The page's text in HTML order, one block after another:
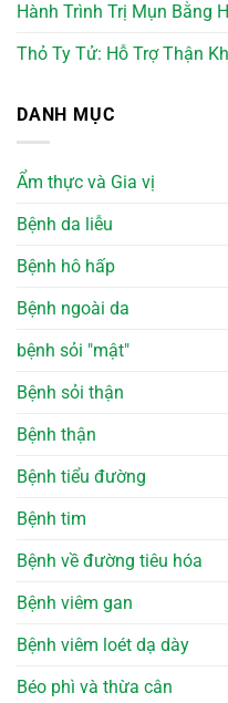
Hành Trình Trị Mụn Bằng
Thỏ Ty Tử: Hỗ Trợ Thận
DANH MỤC
Ẩm thực và Gia vị
Bệnh da liễu
Bệnh hô hấp
Bệnh ngoài da
bệnh sỏi "mật"
Bệnh sỏi thận
Bệnh thận
Bệnh tiểu đường
Bệnh tim
Bệnh về đường tiêu hóa
Bệnh viêm gan
Bệnh viêm loét dạ dày
Béo phì và thừa cân